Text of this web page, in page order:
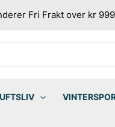
Fri Frakt over kr